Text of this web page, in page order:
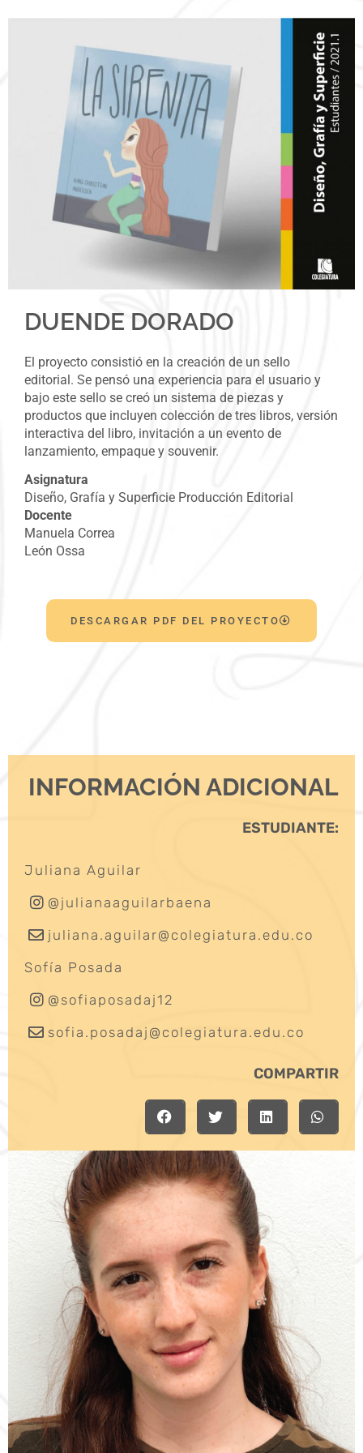
DUENDE DORADO
El proyecto consistió en la creación de un sello
editorial. Se pensó una experiencia para el usuario y
bajo este sello se creó un sistema de piezas y
productos que incluyen colección de tres libros, versión
interactiva del libro, invitación a un evento de
lanzamiento, empaque y souvenir.
Asignatura
Diseño, Grafía y Superficie Producción Editorial
Docente
Manuela Correa
León Ossa
DESCARGAR PDF DEL PROYECTO
INFORMACIÓN ADICIONAL
ESTUDIANTE:
Juliana Aguilar
@julianaaguilarbaena
juliana.aguilar@colegiatura.edu.co
Sofía Posada
@sofiaposadaj12
sofia.posadaj@colegiatura.edu.co
COMPARTIR